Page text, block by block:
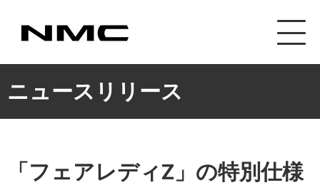
カスタマイズ事
ニュースリリース
「フェアレディZ」の特別仕様